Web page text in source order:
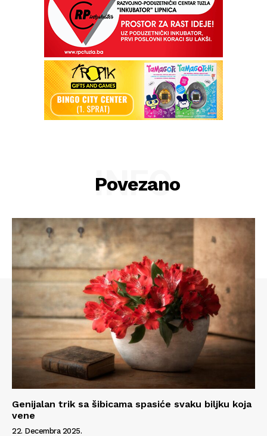
Info
O nama
Kontakt
Povezano
INFO
Genijalan trik sa šibicama spasiće svaku biljku koja
vene
22. Decembra 2025.